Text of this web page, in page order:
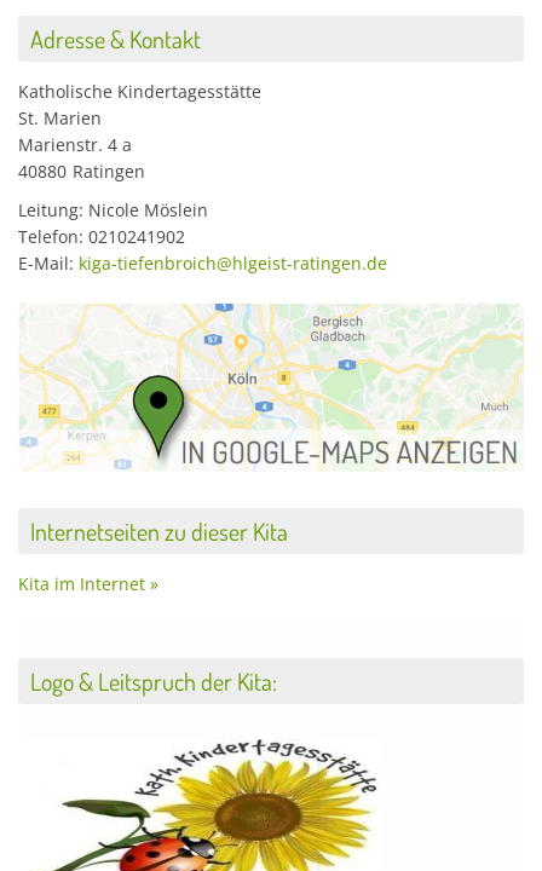
Adresse & Kontakt
Katholische Kindertagesstätte
St. Marien
Marienstr. 4 a
40880 Ratingen
Leitung: Nicole Möslein
Telefon: 0210241902
E-Mail: kiga-tiefenbroich@hlgeist-ratingen.de
Internetseiten zu dieser Kita
Kita im Internet »
Logo & Leitspruch der Kita: